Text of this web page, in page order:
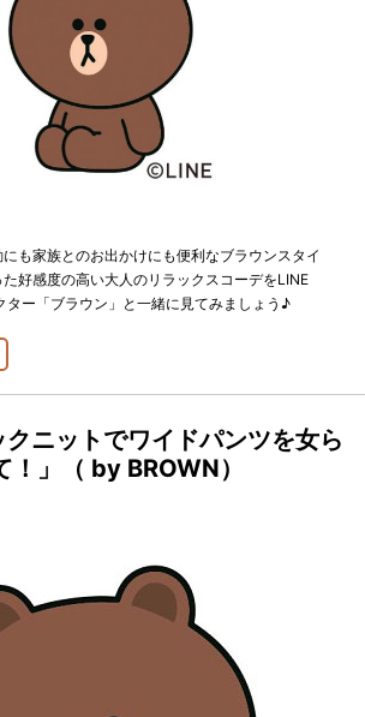
も家族とのお出かけにも便利なブラウンスタイ
好感度の高い大人のリラックスコーデをLINE
ター「ブラウン」と一緒に見てみましょう♪
クニットでワイドパンツを女ら
！」（ by BROWN）